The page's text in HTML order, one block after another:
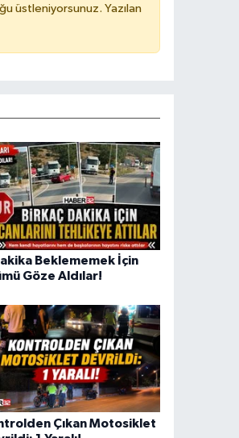
üstleniyorsunuz. Yazılan
Beklememek İçin
Göze Aldılar!
Çıkan Motosiklet